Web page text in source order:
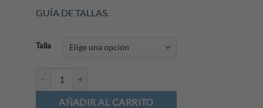
GUÍA DE TALLAS
Talla
AÑADIR AL CARRITO